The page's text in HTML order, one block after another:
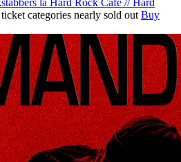
la Hard Rock Cafe //Hard
ticket categories nearly sold out Buy